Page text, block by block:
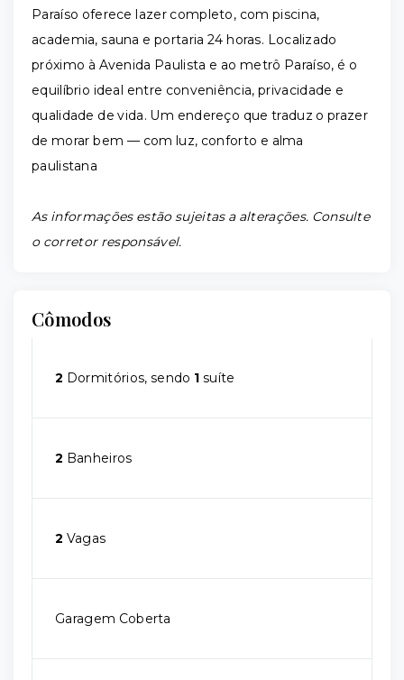
Paraíso oferece lazer completo, com piscina,
academia, sauna e portaria 24 horas. Localizado
próximo à Avenida Paulista e ao metrô Paraíso, é o
equilíbrio ideal entre conveniência, privacidade e
qualidade de vida. Um endereço que traduz o prazer
de morar bem — com luz, conforto e alma
paulistana
As informações estão sujeitas a alterações. Consulte
o corretor responsável.
Cômodos
2 Dormitórios, sendo 1 suíte
2 Banheiros
2 Vagas
Garagem Coberta